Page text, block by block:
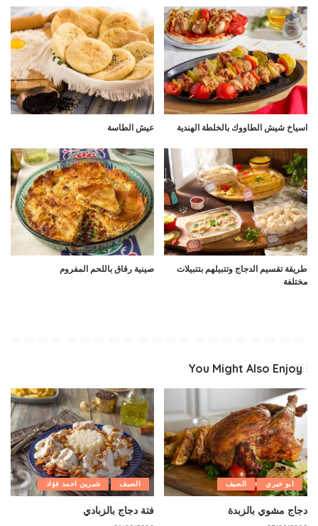
اسياخ شيش الطاووك بالخلطة الهندية عيش الطاسة
طريقة تقسيم الدجاج وتتبيلهم بتتبيلات
مختلفة
صينية رقاق باللحم المفروم
You Might Also Enjoy
ابو خيري الصيف
دجاج مشوي بالزبدة
الصيف شيرين احمد فؤاد
فتة دجاج بالزبادي